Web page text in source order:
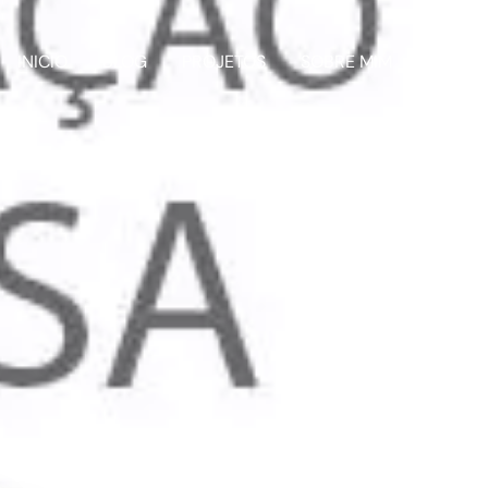
INICIO BLOG PROJETOS SOBRE MIM